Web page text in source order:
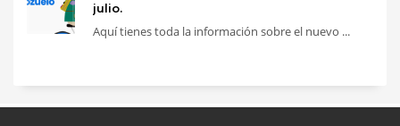
julio.
Aquí tienes toda la información sobre el nuevo ...